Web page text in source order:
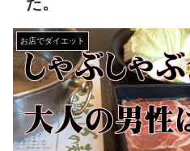
お店でダイエット